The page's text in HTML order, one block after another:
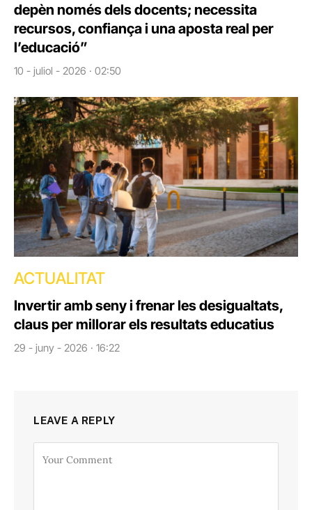
depèn només dels docents; necessita
recursos, confiança i una aposta real per
l’educació”
10 - juliol - 2026 · 02:50
ACTUALITAT
Invertir amb seny i frenar les desigualtats,
claus per millorar els resultats educatius
29 - juny - 2026 · 16:22
LEAVE A REPLY